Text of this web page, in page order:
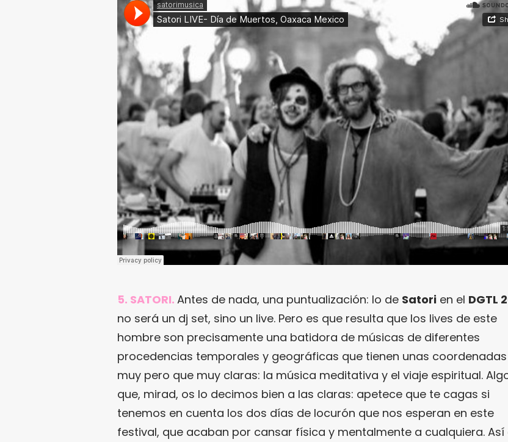
5. SATORI. Antes de nada, una puntualización: lo de Satori en el DGTL
no será un dj set, sino un live. Pero es que resulta que los lives de este
hombre son precisamente una batidora de músicas de diferentes
procedencias temporales y geográficas que tienen unas coordenadas
muy pero que muy claras: la música meditativa y el viaje espiritual.
que, mirad, os lo decimos bien a las claras: apetece que te cagas si
tenemos en cuenta los dos días de locurón que nos esperan en este
festival, que acaban por cansar física y mentalmente a cualquiera. Así